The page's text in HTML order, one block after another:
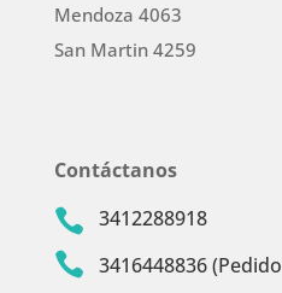
Mendoza 4063
San Martin 4259
Contáctanos
 3412288918
 3416448836